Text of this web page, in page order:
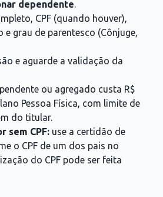
dependente.
CPF (quando houver),
e grau de parentesco (Cônjuge,
e aguarde a validação da
ou agregado custa R$
Pessoa Física, com limite de
do titular.
sem CPF: use a certidão de
o CPF de um dos pais no
do CPF pode ser feita